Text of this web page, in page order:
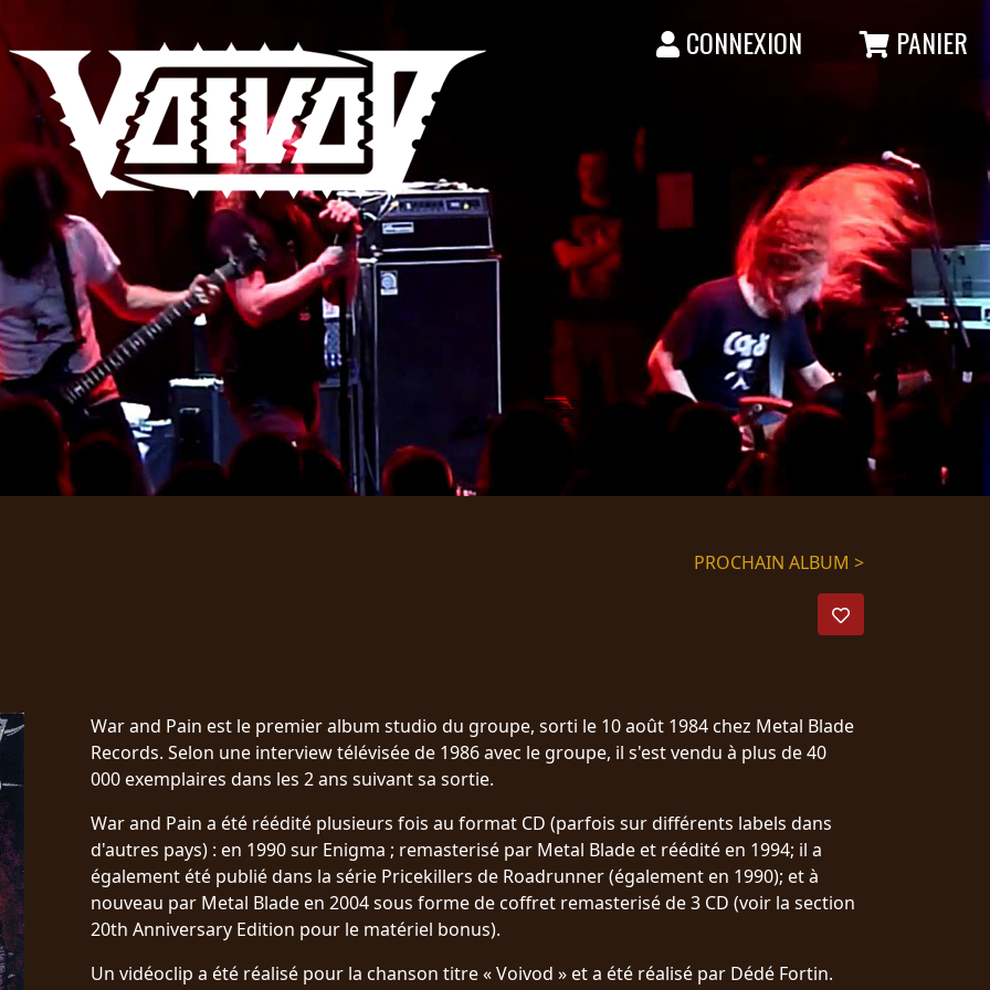
CONNEXION PANIER
PROCHAIN ALBUM >
War and Pain est le premier album studio du groupe, sorti le 10 août 1984 chez Metal Blade
Records. Selon une interview télévisée de 1986 avec le groupe, il s'est vendu à plus de 40
000 exemplaires dans les 2 ans suivant sa sortie.
War and Pain a été réédité plusieurs fois au format CD (parfois sur différents labels dans
d'autres pays) : en 1990 sur Enigma ; remasterisé par Metal Blade et réédité en 1994; il a
également été publié dans la série Pricekillers de Roadrunner (également en 1990); et à
nouveau par Metal Blade en 2004 sous forme de coffret remasterisé de 3 CD (voir la section
20th Anniversary Edition pour le matériel bonus).
Un vidéoclip a été réalisé pour la chanson titre « Voivod » et a été réalisé par Dédé Fortin.